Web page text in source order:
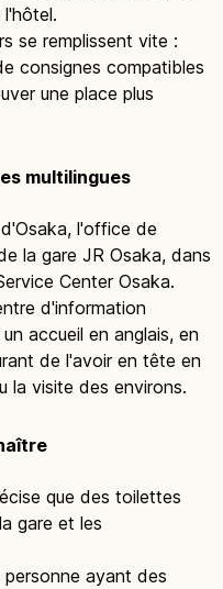
est également
Osaka : pratique pour
l'hôtel.
se remplissent vite :
consignes compatibles
multilingues
l'office de
la gare JR Osaka, dans
Center Osaka.
d'information
accueil en anglais, en
la visite des environs.
que des toilettes
gare et les